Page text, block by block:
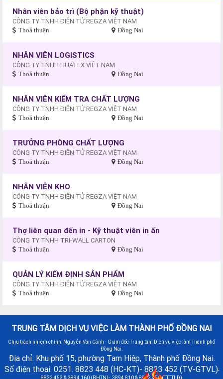
Nhân viên bảo trì (Bộ phận kỹ thuật)
CÔNG TY TNHH ĐIỆN TỬ REGZA VIỆT NAM
Thoả thuận Đồng Nai
NHÂN VIÊN LOGISTICS
CÔNG TY TNHH HUATEX VIỆT NAM
Thoả thuận Đồng Nai
NHÂN VIÊN KIỂM TRA CHẤT LƯỢNG
CÔNG TY TNHH ĐIỆN TỬ REGZA VIỆT NAM
Thoả thuận Đồng Nai
TRƯỞNG PHÒNG CHẤT LƯỢNG
CÔNG TY TNHH ĐIỆN TỬ REGZA VIỆT NAM
Thoả thuận Đồng Nai
NHÂN VIÊN KHO
CÔNG TY TNHH ĐIỆN TỬ REGZA VIỆT NAM
Thoả thuận Đồng Nai
Thợ liên quan đến in - Kỹ thuật viên in ấn
CÔNG TY TNHH TRI-WALL CARTON
Thoả thuận Đồng Nai
QUẢN LÝ KIỂM ĐỊNH SẢN PHẨM
CÔNG TY TNHH ĐIỆN TỬ REGZA VIỆT NAM
Thoả thuận Đồng Nai
TRUNG TÂM DỊCH VỤ VIỆC LÀM THÀNH PHỐ ĐỒNG NAI
Chịu trách nhiệm chính: Nguyễn Văn Cảnh - Giám đốc Trung tâm Dịch vụ việc làm Thành phố
Đồng Nai.
Địa chỉ: Khu phố 15, phường Tam Hiệp, Thành phố Đồng Nai.
Số điện thoại: 0251. 8823 448 (HC-KT)- 8823 452 (TV-GTVL)-